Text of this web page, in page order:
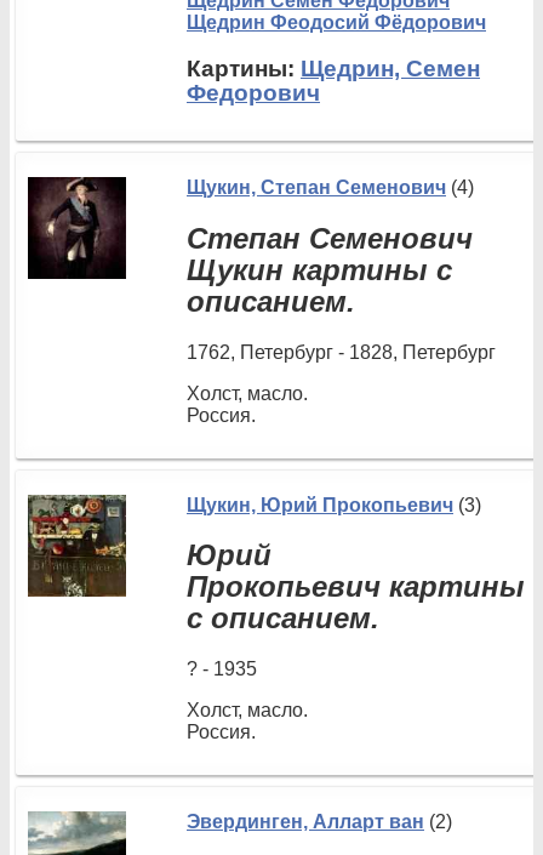
Щедрин Феодосий Фёдорович
Картины: Щедрин, Семен
Федорович
Щукин, Степан Семенович (4)
Степан Семенович
Щукин картины с
описанием.
1762, Петербург - 1828, Петербург
Холст, масло.
Россия.
Щукин, Юрий Прокопьевич (3)
Юрий
Прокопьевич картины
с описанием.
? - 1935
Холст, масло.
Россия.
Эвердинген, Алларт ван (2)